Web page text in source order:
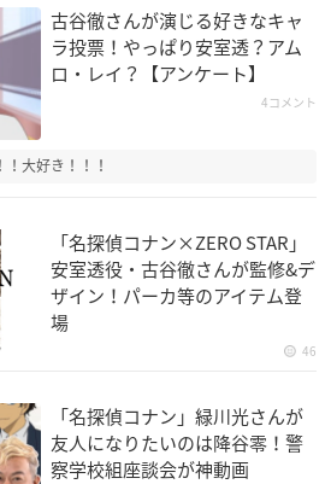
ラゴンボール 神龍
の伝説
ヤムチャ
幻魔大戦
人の星 大リーグボ
古谷徹さんが演じる好きなキャ
ラ投票！やっぱり安室透？アム
ロ・レイ？【アンケート】
4コメント
大好き！！！
「名探偵コナン×ZERO STAR」
安室透役・古谷徹さんが監修&デ
ザイン！パーカ等のアイテム登
場
46
「名探偵コナン」緑川光さんが
友人になりたいのは降谷零！警
察学校組座談会が神動画